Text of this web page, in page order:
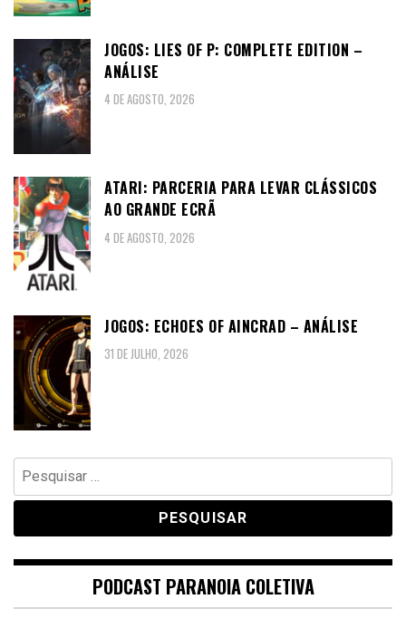
JOGOS: LIES OF P: COMPLETE EDITION –
ANÁLISE
4 DE AGOSTO, 2026
ATARI: PARCERIA PARA LEVAR CLÁSSICOS
AO GRANDE ECRÃ
4 DE AGOSTO, 2026
JOGOS: ECHOES OF AINCRAD – ANÁLISE
31 DE JULHO, 2026
Pesquisar
por:
PODCAST PARANOIA COLETIVA